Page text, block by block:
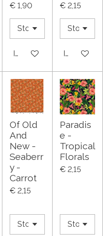
€ 1,90
In winkelwagen
€ 2,15
In
Of Old
And
New -
Seaberr
y -
Carrot
€ 2,15
Paradis
e -
Tropical
Florals
€ 2,15